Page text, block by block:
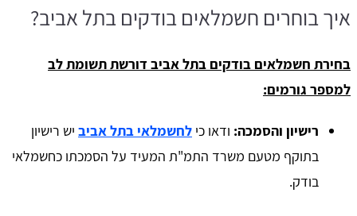
איך בוחרים חשמלאים בודקים בתל אביב?
בחירת חשמלאים בודקים בתל אביב דורשת תשומת לב
למספר גורמים:
רישיון והסמכה: ודאו כי לחשמלאי בתל אביב יש רישיון
בתוקף מטעם משרד התמ"ת המעיד על הסמכתו כחשמלאי
בודק.